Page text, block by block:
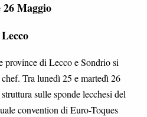
26 Maggio
Lecco
di Lecco e Sondrio si
Tra lunedì 25 e martedì 26
sulle sponde lecchesi del
convention di Euro-Toques